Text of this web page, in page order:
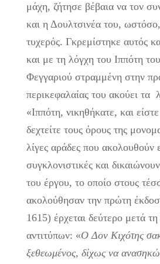
μάχη, ζήτησε βέβαια να τον
και η Δουλτσινέα του,
τυχερός. Γκρεμίστηκε αυτός
και με τη λόγχη του Ιππότη
Φεγγαριού στραμμένη στην
περικεφαλαίας του ακούει τα
«Ιππότη, νικηθήκατε, και
δεχτείτε τους όρους της
λίγες αράδες που ακολουθούν
συγκλονιστικές και
του έργου, το οποίο στους
ακολούθησαν την πρώτη
1615) έρχεται δεύτερο μετά
αντιτύπων: «Ο Δον Κιχότης
ξεθεωμένος, δίχως να